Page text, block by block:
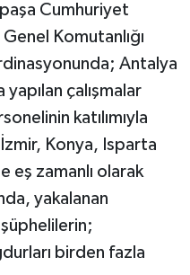
Cumhuriyet
Genel Komutanlığı
Antalya
yapılan çalışmalar
katılımıyla
Konya, Isparta
eş zamanlı olarak
yakalanan
birden fazla